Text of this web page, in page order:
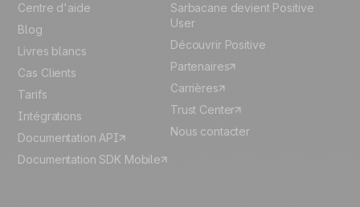
Centre d'aide
Blog
Livres blancs
Cas Clients
Tarifs
Intégrations
Documentation API
Documentation SDK Mobile
Sarbacane devient Positive
User
Découvrir Positive
Partenaires
Carrières
Trust Center
Nous contacter